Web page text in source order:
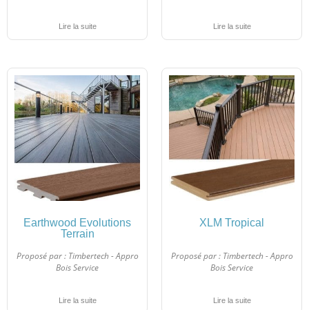
Lire la suite Lire la suite
Earthwood Evolutions
Terrain
Proposé par : Timbertech - Appro
Bois Service
Lire la suite
XLM Tropical
Proposé par : Timbertech - Appro
Bois Service
Lire la suite